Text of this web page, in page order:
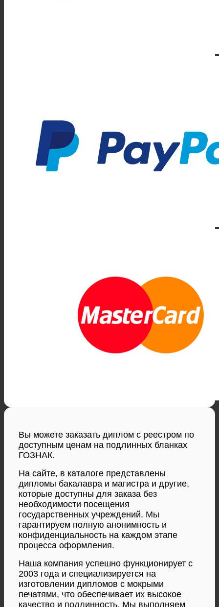
Вы можете заказать диплом с реестром по
доступным ценам на подлинных бланках
ГОЗНАК.
На сайте, в каталоге представлены
дипломы бакалавра и магистра и другие,
которые доступны для заказа без
необходимости посещения
государственных учреждений. Мы
гарантируем полную анонимность и
конфиденциальность на каждом этапе
процесса оформления.
Наша компания успешно функционирует с
2003 года и специализируется на
изготовлении дипломов с мокрыми
печатями, что обеспечивает их высокое
качество и подлинность. Мы выполняем